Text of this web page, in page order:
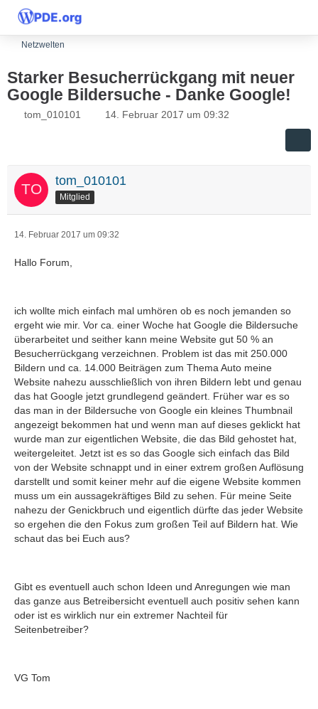
Netzwelten
Starker Besucherrückgang mit neuer
Google Bildersuche - Danke Google!
tom_010101 14. Februar 2017 um 09:32
tom_010101
Mitglied
14. Februar 2017 um 09:32
Hallo Forum,
ich wollte mich einfach mal umhören ob es noch jemanden so
ergeht wie mir. Vor ca. einer Woche hat Google die Bildersuche
überarbeitet und seither kann meine Website gut 50 % an
Besucherrückgang verzeichnen. Problem ist das mit 250.000
Bildern und ca. 14.000 Beiträgen zum Thema Auto meine
Website nahezu ausschließlich von ihren Bildern lebt und genau
das hat Google jetzt grundlegend geändert. Früher war es so
das man in der Bildersuche von Google ein kleines Thumbnail
angezeigt bekommen hat und wenn man auf dieses geklickt hat
wurde man zur eigentlichen Website, die das Bild gehostet hat,
weitergeleitet. Jetzt ist es so das Google sich einfach das Bild
von der Website schnappt und in einer extrem großen Auflösung
darstellt und somit keiner mehr auf die eigene Website kommen
muss um ein aussagekräftiges Bild zu sehen. Für meine Seite
nahezu der Genickbruch und eigentlich dürfte das jeder Website
so ergehen die den Fokus zum großen Teil auf Bildern hat. Wie
schaut das bei Euch aus?
Gibt es eventuell auch schon Ideen und Anregungen wie man
das ganze aus Betreibersicht eventuell auch positiv sehen kann
oder ist es wirklich nur ein extremer Nachteil für
Seitenbetreiber?
VG Tom